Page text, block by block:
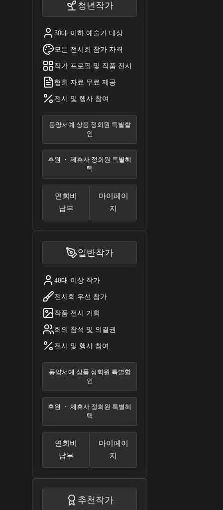
청년작가
30대 이하 예술가 대상
모든 전시회 참가 자격
작가 프로필 및 작품 전시
협회 자료 무료 제공
전시 및 행사 참여
동양서예 상품 정회원 특별할
인
후원 ・ 제휴사 정회원 특별혜
택
연회비
납부
마이페이
지
일반작가
40대 이상 작가
전시회 우선 참가
작품 전시 기회
회의 참석 및 의결권
전시 및 행사 참여
동양서예 상품 정회원 특별할
인
후원 ・ 제휴사 정회원 특별혜
택
연회비
납부
마이페이
지
추천작가